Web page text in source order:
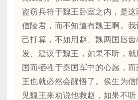
盗窃兵符于魏王卧室之内，是
信陵君，而不知道有魏王啊。
己打算，不如用赵、魏两国唇
发、建议于魏王，如果不听，
国而牺牲于秦国军中的心愿，
王也就必然会醒悟了。侯生为
见魏王来劝说他救赵，如果不